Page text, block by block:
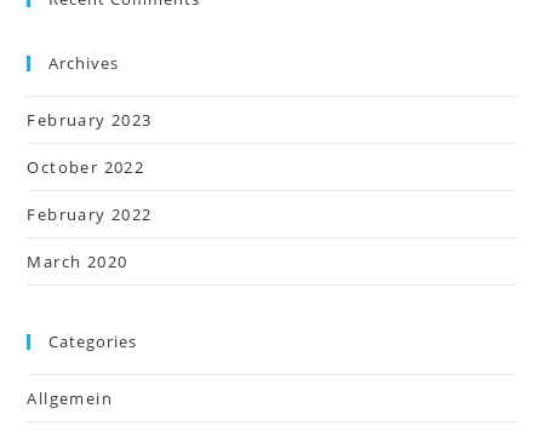
Archives
February 2023
October 2022
February 2022
March 2020
Categories
Allgemein